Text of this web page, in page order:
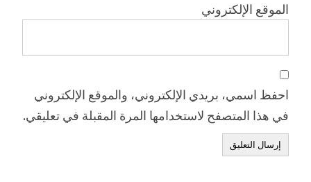
الموقع الإلكتروني
احفظ اسمي، بريدي الإلكتروني، والموقع الإلكتروني
في هذا المتصفح لاستخدامها المرة المقبلة في تعليقي.